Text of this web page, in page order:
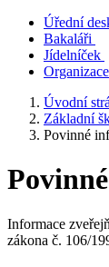
Úřední
Bakaláři
Jídelníček
Úvodní
Základní
Povinné
Informace
zákona č. 106/